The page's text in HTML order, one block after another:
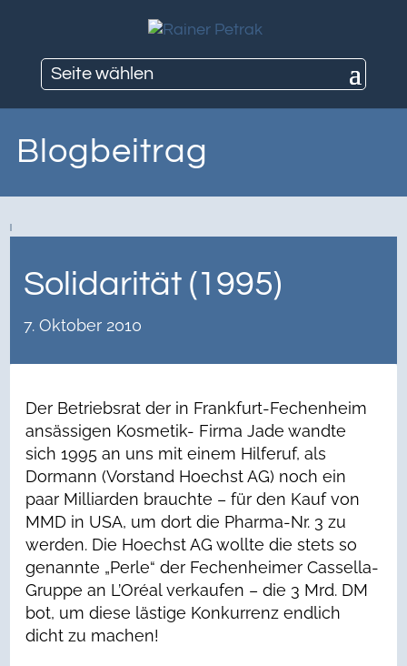
Seite wählen
Blogbeitrag
Solidarität (1995)
7. Oktober 2010
Der Betriebsrat der in Frankfurt-Fechenheim
ansässigen Kosmetik- Firma Jade wandte
sich 1995 an uns mit einem Hilferuf, als
Dormann (Vorstand Hoechst AG) noch ein
paar Milliarden brauchte – für den Kauf von
MMD in USA, um dort die Pharma-Nr. 3 zu
werden. Die Hoechst AG wollte die stets so
genannte „Perle“ der Fechenheimer Cassella-
Gruppe an L’Oréal verkaufen – die 3 Mrd. DM
bot, um diese lästige Konkurrenz endlich
dicht zu machen!